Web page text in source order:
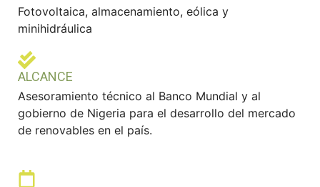
Fotovoltaica, almacenamiento, eólica y
minihidráulica
ALCANCE
Asesoramiento técnico al Banco Mundial y al
gobierno de Nigeria para el desarrollo del mercado
de renovables en el país.